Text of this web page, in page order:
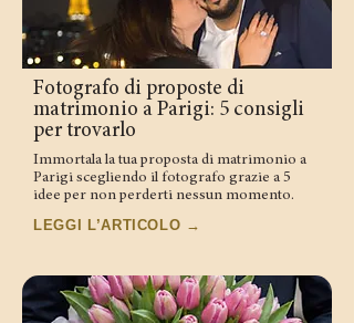
Fotografo di proposte di
matrimonio a Parigi: 5 consigli
per trovarlo
Immortala la tua proposta di matrimonio a
Parigi scegliendo il fotografo grazie a 5
idee per non perderti nessun momento.
LEGGI L’ARTICOLO →